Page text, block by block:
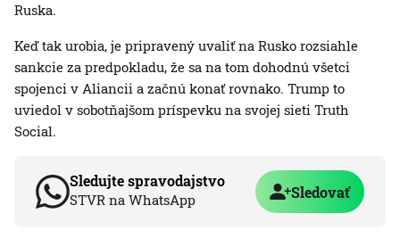
Ruska.
Keď tak urobia, je pripravený uvaliť na Rusko rozsiahle
sankcie za predpokladu, že sa na tom dohodnú všetci
spojenci v Aliancii a začnú konať rovnako. Trump to
uviedol v sobotňajšom príspevku na svojej sieti Truth
Social.
Sledujte spravodajstvo
STVR na WhatsApp Sledovať